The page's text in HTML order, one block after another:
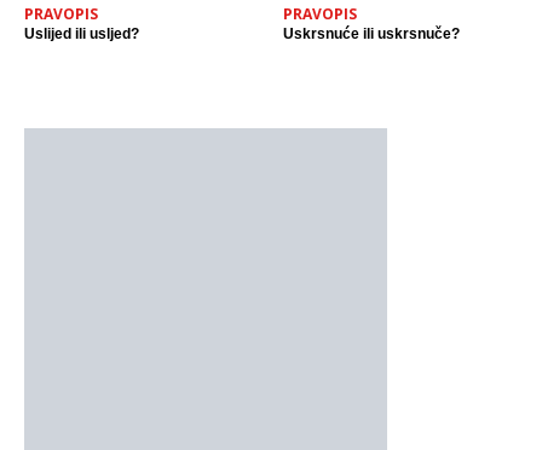
PRAVOPIS
Uslijed ili usljed?
PRAVOPIS
Uskrsnuće ili uskrsnuče?